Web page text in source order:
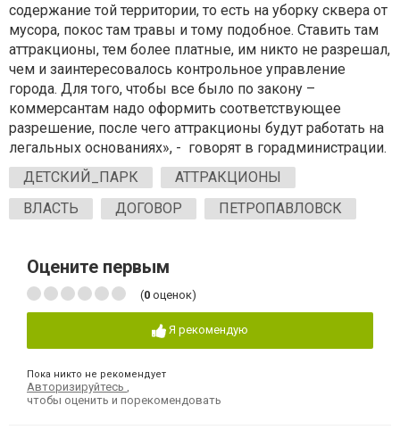
содержание той территории, то есть на уборку сквера от
мусора, покос там травы и тому подобное. Ставить там
аттракционы, тем более платные, им никто не разрешал,
чем и заинтересовалось контрольное управление
города. Для того, чтобы все было по закону –
коммерсантам надо оформить соответствующее
разрешение, после чего аттракционы будут работать на
легальных основаниях», - говорят в горадминистрации.
ДЕТСКИЙ_ПАРК
АТТРАКЦИОНЫ
ВЛАСТЬ
ДОГОВОР ПЕТРОПАВЛОВСК
Оцените первым
(0 оценок)
Я рекомендую
Пока никто не рекомендует
Авторизируйтесь
чтобы оценить и порекомендовать